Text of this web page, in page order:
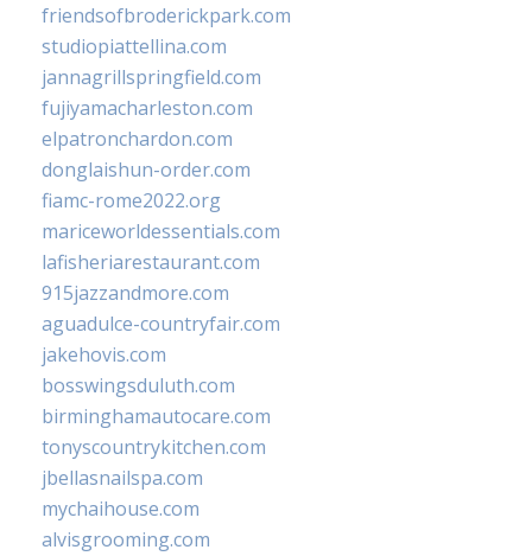
friendsofbroderickpark.com
studiopiattellina.com
jannagrillspringfield.com
fujiyamacharleston.com
elpatronchardon.com
donglaishun-order.com
fiamc-rome2022.org
mariceworldessentials.com
lafisheriarestaurant.com
915jazzandmore.com
aguadulce-countryfair.com
jakehovis.com
bosswingsduluth.com
birminghamautocare.com
tonyscountrykitchen.com
jbellasnailspa.com
mychaihouse.com
alvisgrooming.com